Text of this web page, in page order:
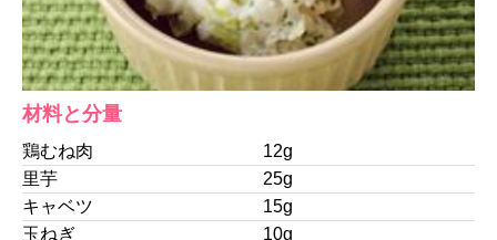
材料と分量
鶏むね肉
12g
里芋
25g
キャベツ
15g
玉ねぎ
10g